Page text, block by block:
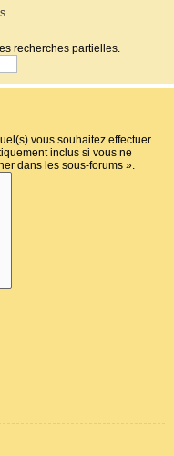
recherches partielles.
vous souhaitez effectuer
inclus si vous ne
dans les sous-forums ».